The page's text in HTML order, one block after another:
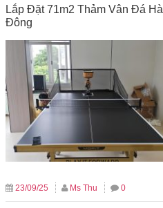
Lắp Đặt 71m2 Thảm Vân Đá Hà
Đông
23/09/25 Ms Thu 0